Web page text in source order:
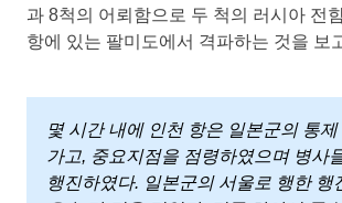
과 8척의 어뢰함으로 두 척의 러시아 전
항에 있는 팔미도에서 격파하는 것을 보
몇 시간 내에 인천 항은 일본군의 통
가고, 중요지점을 점령하였으며 병사
행진하였다. 일본군의 서울로 행한 행